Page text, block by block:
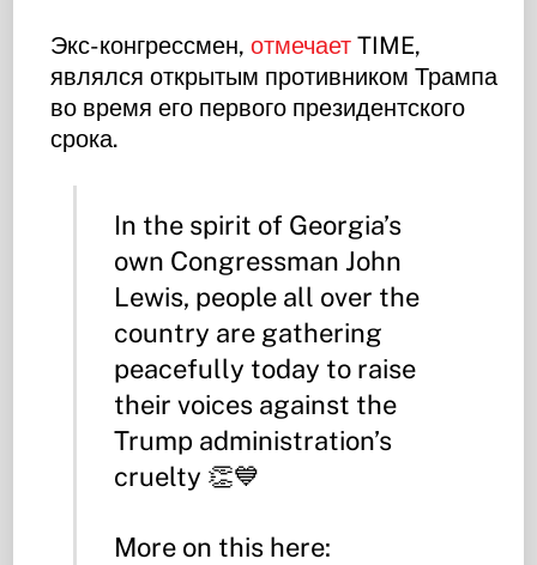
Экс-конгрессмен,отмечает TIME,
являлся открытым противником Трампа
во время его первого президентского
срока.
In the spirit of Georgia’s
own Congressman John
Lewis, people all over the
country are gathering
peacefully today to raise
their voices against the
Trump administration’s
cruelty 👏💙
More on this here: